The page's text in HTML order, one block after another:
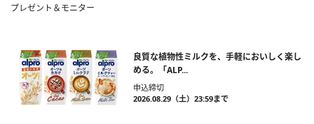
プレゼント＆モニター
良質な植物性ミルクを、手軽においしく楽し
める。「ALP...
申込締切
2026.08.29（土）23:59まで